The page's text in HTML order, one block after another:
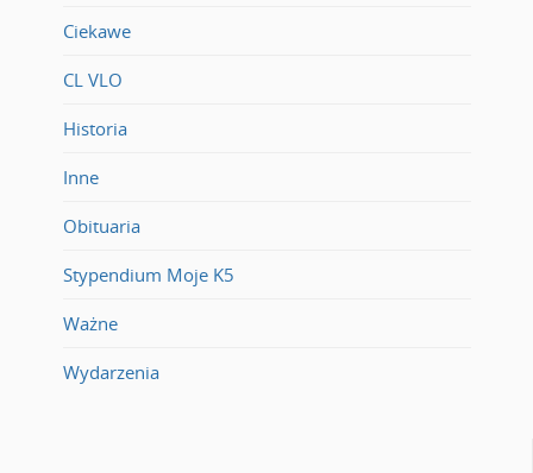
Ciekawe
CL VLO
Historia
Inne
Obituaria
Stypendium Moje K5
Ważne
Wydarzenia